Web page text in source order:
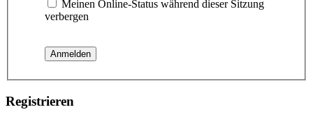
Meinen Online-Status während dieser Sitzung
verbergen
Registrieren